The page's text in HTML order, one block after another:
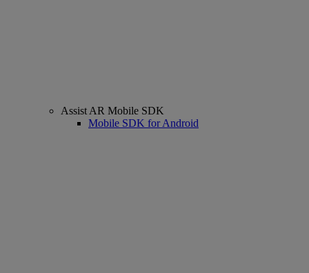
Assist AR Mobile SDK
Mobile SDK for Android